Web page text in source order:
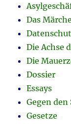
Das
Die Achse
Die
Dossier
Essays
Gegen
Gesetze